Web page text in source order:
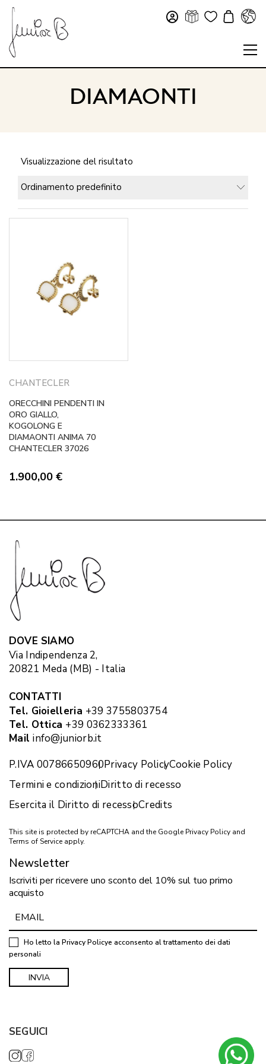
DIAMAONTI
Visualizzazione del risultato
Ordinamento predefinito
CHANTECLER
ORECCHINI PENDENTI IN
ORO GIALLO,
KOGOLONG E
DIAMAONTI ANIMA 70
CHANTECLER 37026
1.900,00 €
DOVE SIAMO
Via Indipendenza 2,
20821 Meda (MB) - Italia
CONTATTI
Tel. Gioielleria +39 3755803754
Tel. Ottica +39 0362333361
Mail info@juniorb.it
P.IVA 00786650960Privacy PolicyCookie Policy
Termini e condizioniDiritto di recesso
Esercita il Diritto di recessoCredits
This site is protected by reCAPTCHA and the Google Privacy Policy and
Terms of Service apply.
Newsletter
Iscriviti per ricevere uno sconto del 10% sul tuo primo
acquisto
Ho letto la Privacy Policye acconsento al trattamento dei dati
personali
SEGUICI